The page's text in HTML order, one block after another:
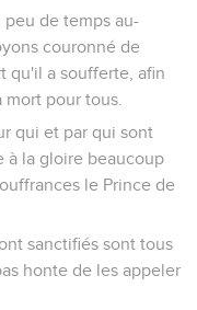
peu de temps au-
couronné de
qu'il a soufferte, afin
pour tous.
qui et par qui sont
à la gloire beaucoup
le Prince de
sanctifiés sont tous
honte de les appeler